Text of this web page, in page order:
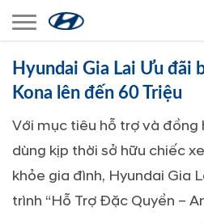
Toggle navigation
Hyundai Gia Lai Ưu đãi
Kona lên đến 60 Triệu
Với mục tiêu hỗ trợ và đồng
dùng kịp thời sở hữu chiếc
khỏe gia đình, Hyundai Gia
trình “Hỗ Trợ Đặc Quyền –